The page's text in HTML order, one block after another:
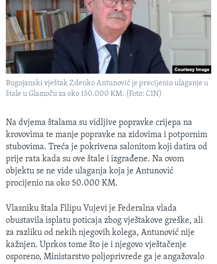
Bugojanski vještak Zdenko Antunović je precijenio ulaganje u
štale u Glamoču za oko 150.000 KM. (Foto: CIN)
Na dvjema štalama su vidljive popravke crijepa na
krovovima te manje popravke na zidovima i potpornim
stubovima. Treća je pokrivena salonitom koji datira od
prije rata kada su ove štale i izgrađene. Na ovom
objektu se ne vide ulaganja koja je Antunović
procijenio na oko 50.000 KM.
Vlasniku štala Filipu Vujevi je Federalna vlada
obustavila isplatu poticaja zbog vještakove greške, ali
za razliku od nekih njegovih kolega, Antunović nije
kažnjen. Uprkos tome što je i njegovo vještačenje
osporeno, Ministarstvo poljoprivrede ga je angažovalo